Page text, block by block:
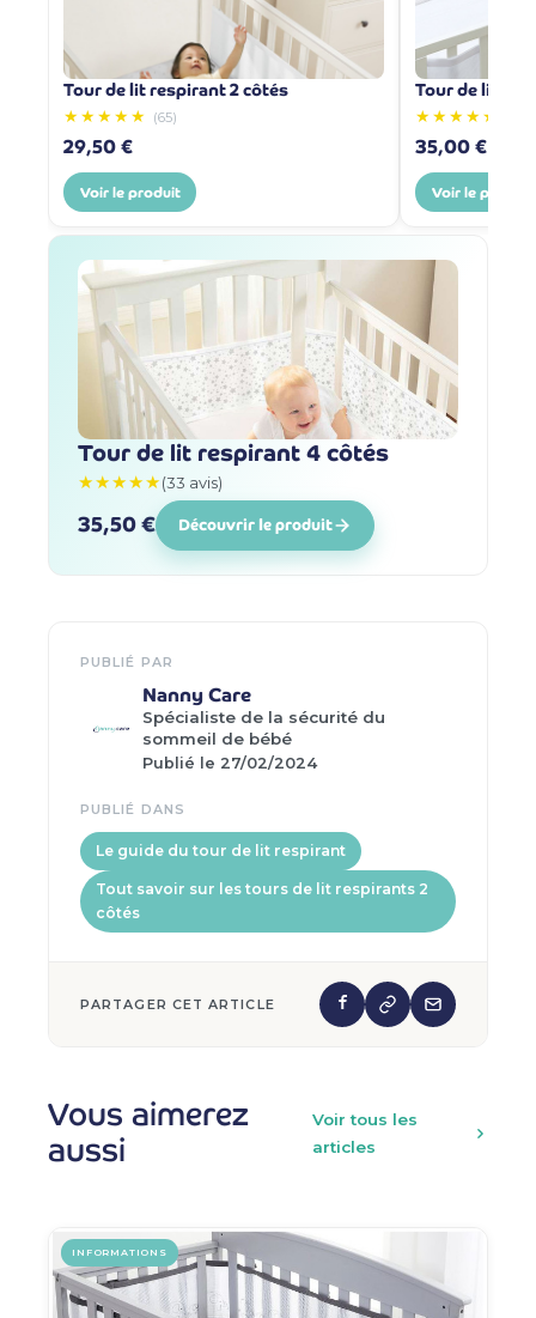
Tour de lit respirant 2 côtés
★★★★★ (65)
29,50 €
Voir le produit
Tour de lit
★★★★★
35,00 €
Voir le produit
Tour de lit respirant 4 côtés
★★★★★(33 avis)
35,50 € Découvrir le produit
PUBLIÉ PAR
Nanny Care
Spécialiste de la sécurité du
sommeil de bébé
Publié le 27/02/2024
PUBLIÉ DANS
Le guide du tour de lit respirant
Tout savoir sur les tours de lit respirants 2
côtés
PARTAGER CET ARTICLE
Vous aimerez
aussi
Voir tous les
articles
INFORMATIONS